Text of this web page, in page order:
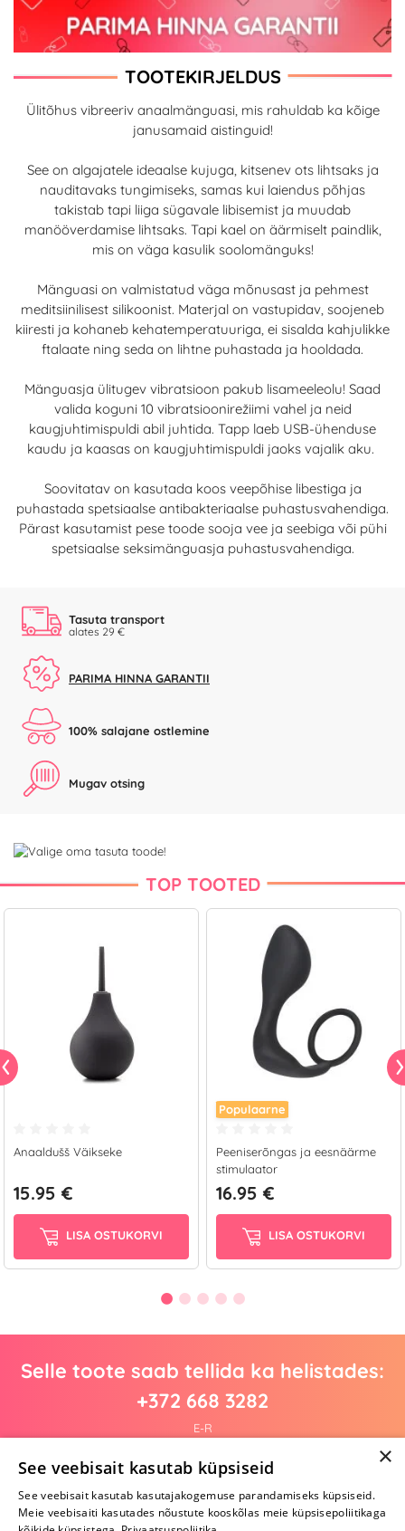
TOOTEKIRJELDUS
Ülitõhus vibreeriv anaalmänguasi, mis rahuldab ka kõige
janusamaid aistinguid!
See on algajatele ideaalse kujuga, kitsenev ots lihtsaks ja
nauditavaks tungimiseks, samas kui laiendus põhjas
takistab tapi liiga sügavale libisemist ja muudab
manööverdamise lihtsaks. Tapi kael on äärmiselt paindlik,
mis on väga kasulik soolomänguks!
Mänguasi on valmistatud väga mõnusast ja pehmest
meditsiinilisest silikoonist. Materjal on vastupidav, soojeneb
kiiresti ja kohaneb kehatemperatuuriga, ei sisalda kahjulikke
ftalaate ning seda on lihtne puhastada ja hooldada.
Mänguasja ülitugev vibratsioon pakub lisameeleolu! Saad
valida koguni 10 vibratsioonirežiimi vahel ja neid
kaugjuhtimispuldi abil juhtida. Tapp laeb USB-ühenduse
kaudu ja kaasas on kaugjuhtimispuldi jaoks vajalik aku.
Soovitatav on kasutada koos veepõhise libestiga ja
puhastada spetsiaalse antibakteriaalse puhastusvahendiga.
Pärast kasutamist pese toode sooja vee ja seebiga või pühi
spetsiaalse seksimänguasja puhastusvahendiga.
Tasuta transport
alates 29 €
PARIMA HINNA GARANTII
100% salajane ostlemine
Mugav otsing
TOP TOOTED
Anaaldušš Väikseke
15.95 €
LISA OSTUKORVI
Populaarne
Peeniserõngas ja eesnäärme
stimulaator
16.95 €
LISA OSTUKORVI
Selle toote saab tellida ka helistades:
+372 668 3282
E-R
Arvustusi veel pole
Ole esimene!
×
See veebisait kasutab küpsiseid
See veebisait kasutab kasutajakogemuse parandamiseks küpsiseid.
Meie veebisaiti kasutades nõustute kooskõlas meie küpsisepoliitikaga